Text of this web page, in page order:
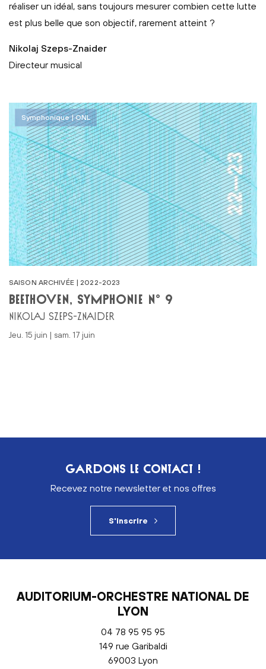
réaliser un idéal, sans toujours mesurer combien cette lutte
est plus belle que son objectif, rarement atteint ?
Nikolaj Szeps-Znaider
Directeur musical
SAISON ARCHIVÉE | 2022-2023
BEETHOVEN, SYMPHONIE N° 9
NIKOLAJ SZEPS-ZNAIDER
jeu. 15 juin | sam. 17 juin
Symphonique | ONL
GARDONS LE CONTACT !
Recevez notre newsletter et nos offres
S'inscrire
AUDITORIUM-ORCHESTRE NATIONAL DE
LYON
04 78 95 95 95
149 rue Garibaldi
69003 Lyon